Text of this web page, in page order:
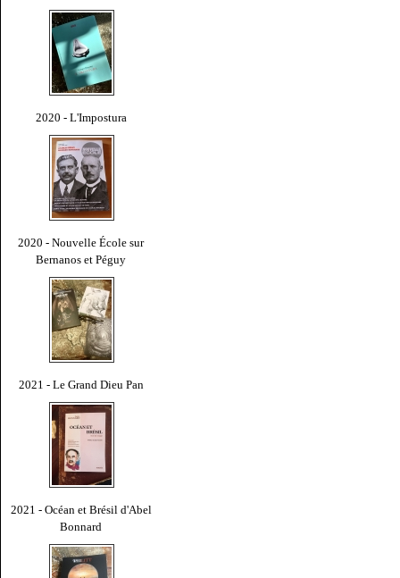
2020 - L'Impostura
2020 - Nouvelle École sur
Bernanos et Péguy
2021 - Le Grand Dieu Pan
2021 - Océan et Brésil d'Abel
Bonnard